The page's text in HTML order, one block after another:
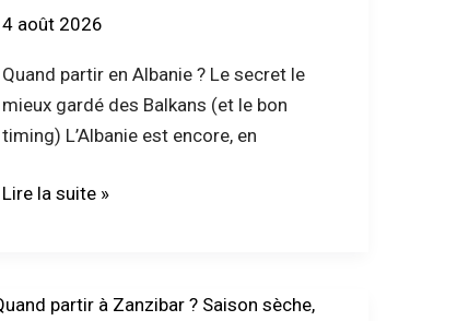
4 août 2026
Quand partir en Albanie ? Le secret le
mieux gardé des Balkans (et le bon
timing) L’Albanie est encore, en
gardé
Balkans
(et
le
timing)
Lire la suite »
Quand